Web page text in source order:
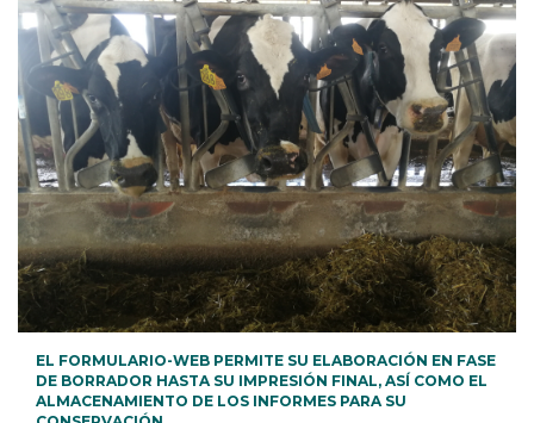
EL FORMULARIO-WEB PERMITE SU ELABORACIÓN EN FASE
DE BORRADOR HASTA SU IMPRESIÓN FINAL, ASÍ COMO EL
ALMACENAMIENTO DE LOS INFORMES PARA SU